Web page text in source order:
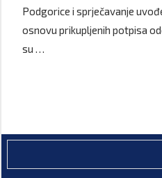
Podgorice i sprječavanje
osnovu prikupljenih potpisa
su …